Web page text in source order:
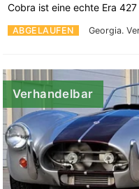
ABGELAUFEN Georgia.
Cobra ist eine echte Era
Verhandelbar